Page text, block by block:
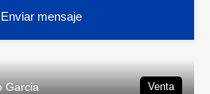
Enviar mensaje
Garcia Venta